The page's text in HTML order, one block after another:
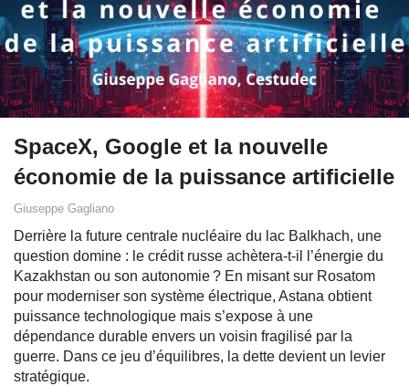
SpaceX, Google et la nouvelle
économie de la puissance artificielle
Giuseppe Gagliano
Derrière la future centrale nucléaire du lac Balkhach, une
question domine : le crédit russe achètera‑t‑il l’énergie du
Kazakhstan ou son autonomie ? En misant sur Rosatom
pour moderniser son système électrique, Astana obtient
puissance technologique mais s’expose à une
dépendance durable envers un voisin fragilisé par la
guerre. Dans ce jeu d’équilibres, la dette devient un levier
stratégique.